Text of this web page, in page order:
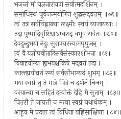
भजन्तं मां यज्ञनारायणं सर्वात्मदर्शिनम् ।
समाधिस्थं पूर्वजन्मयोगिनं शुद्धसद्व्रतम् ॥७९॥
त्वं तत्र सर्वचिह्नाढ्या लक्ष्मीः स्वयं व्यजायथाः ।
तदा पुष्पादिवृष्टिश्चाऽम्बराद् बभूव सर्वतः ॥८०॥
देवदुन्दुभयो नेदुः सुराण्यस्त्वामपूपुजन् ।
त्वं वै यज्ञोपवीतादिसर्वसंस्कारशोभना ॥८१॥
विवाहयोग्या ह्यभवश्चक्रिषे मद्व्रतं तदा ।
कान्तप्रयोव्रतं रम्यं सर्वसौभाग्यदं शुभम् ॥८२॥
मया स्वप्ने तु ते मात्रे पित्रे च दर्शनं निजम् ।
वरयान्या च सहितं दत्वोक्तं देहि मे सुताम् ॥८३॥
पितरौ ते जाग्रतौ च मत्वा स्वप्नं यथार्थकम् ।
आहूय मे प्रदत्ता त्वं विधिना वह्निसाक्षिणा ॥८४॥